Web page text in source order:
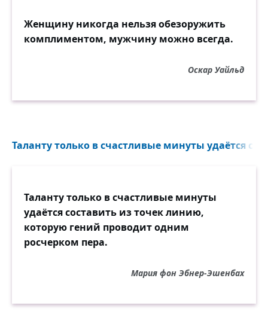
Женщину никогда нельзя обезоружить
комплиментом, мужчину можно всегда.
Оскар Уайльд
Таланту только в счастливые минуты удаётся
Таланту только в счастливые минуты
удаётся составить из точек линию,
которую гений проводит одним
росчерком пера.
Мария фон Эбнер-Эшенбах